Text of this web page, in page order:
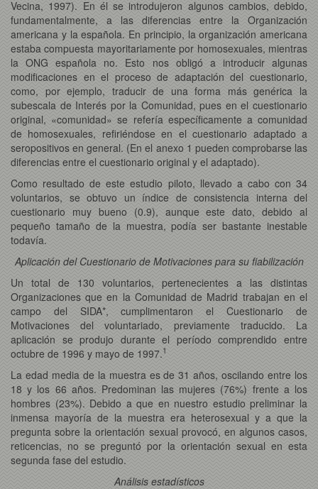
Vecina, 1997). En él se introdujeron algunos cambios, debido,
fundamentalmente, a las diferencias entre la Organización
americana y la española. En principio, la organización americana
estaba compuesta mayoritariamente por homosexuales, mientras
la ONG española no. Esto nos obligó a introducir algunas
modificaciones en el proceso de adaptación del cuestionario,
como, por ejemplo, traducir de una forma más genérica la
subescala de Interés por la Comunidad, pues en el cuestionario
original, «comunidad» se refería específicamente a comunidad
de homosexuales, refiriéndose en el cuestionario adaptado a
seropositivos en general. (En el anexo 1 pueden comprobarse las
diferencias entre el cuestionario original y el adaptado).
Como resultado de este estudio piloto, llevado a cabo con 34
voluntarios, se obtuvo un índice de consistencia interna del
cuestionario muy bueno (0.9), aunque este dato, debido al
pequeño tamaño de la muestra, podía ser bastante inestable
todavía.
Aplicación del Cuestionario de Motivaciones para su fiabilización
Un total de 130 voluntarios, pertenecientes a las distintas
Organizaciones que en la Comunidad de Madrid trabajan en el
campo del SIDA*, cumplimentaron el Cuestionario de
Motivaciones del voluntariado, previamente traducido. La
aplicación se produjo durante el período comprendido entre
octubre de 1996 y mayo de 1997.1
La edad media de la muestra es de 31 años, oscilando entre los
18 y los 66 años. Predominan las mujeres (76%) frente a los
hombres (23%). Debido a que en nuestro estudio preliminar la
inmensa mayoría de la muestra era heterosexual y a que la
pregunta sobre la orientación sexual provocó, en algunos casos,
reticencias, no se preguntó por la orientación sexual en esta
segunda fase del estudio.
Análisis estadísticos